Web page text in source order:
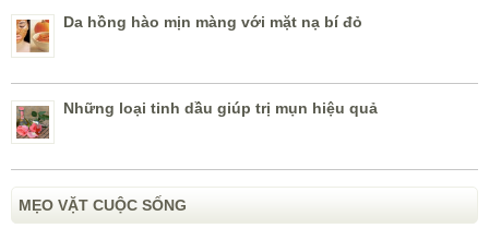
Da hồng hào mịn màng với mặt nạ bí đỏ
Những loại tinh dầu giúp trị mụn hiệu quả
MẸO VẶT CUỘC SỐNG